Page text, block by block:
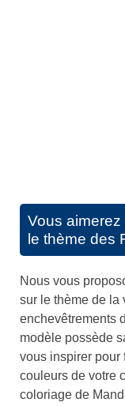
Vous
le thème des
Nous vous
sur le thème de la
enchevêtrements
modèle possède
vous inspirer pour
couleurs de votre
coloriage de